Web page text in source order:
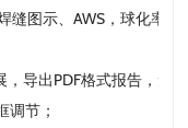
缝图示、AWS，球化率
导出PDF格式报告，无
调节；